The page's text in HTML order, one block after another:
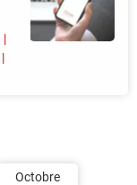
Octobre